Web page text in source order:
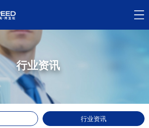
行业资讯
行业资讯